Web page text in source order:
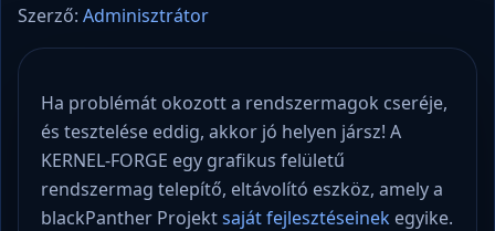
Szerző: Adminisztrátor
Ha problémát okozott a rendszermagok cseréje,
és tesztelése eddig, akkor jó helyen jársz! A
KERNEL-FORGE egy grafikus felületű
rendszermag telepítő, eltávolító eszköz, amely a
blackPanther Projektsaját fejlesztéseinek egyike.